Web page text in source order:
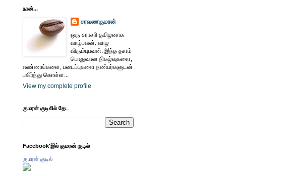
நான்...
சரவணகுமரன்
ஒரு சராசரி தமிழனாக
வாழ்பவன். வாழ
விரும்புபவன். இந்த தளம்
பொதுவான நிகழ்வுகளை,
எண்ணங்களை, படைப்புகளை நண்பர்களுடன்
பகிர்ந்து கொள்ள...
View my complete profile
குமரன் குடிலில் தேட
Facebook'இல் குமரன் குடில்
குமரன் குடில்